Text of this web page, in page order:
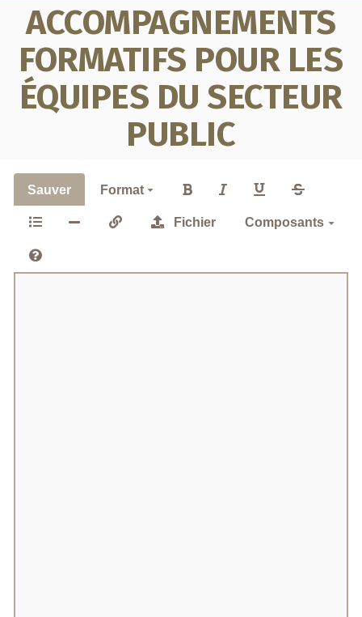
ACCOMPAGNEMENTS
FORMATIFS POUR LES
ÉQUIPES DU SECTEUR
PUBLIC
Sauver Format
Fichier Composants